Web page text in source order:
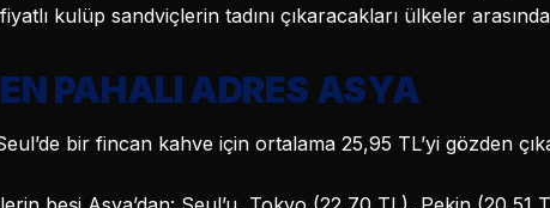
kulüp sandviçlerin tadını çıkaracakları ülkeler
PAHALI ADRES ASYA
bir fincan kahve için ortalama 25,95 TL’yi gözden